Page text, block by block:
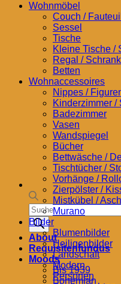
Products
search
About
Requisitenfundus
Moods
Bis 1939
Bohemian
Wohnmöbel
Couch / Fauteuil
Sessel
Tische
Kleine Tische /
Regal / Schrank
Betten
Wohnaccessoires
Nippes /
Kinderzimmer /
Badezimmer
Vasen
Wandspiegel
Bücher
Bettwäsche /
Tischtücher /
Vorhänge /
Zierpölster /
Mistkübel /
Murano
Bilder
Blumenbilder
Heiligenbilder
Landschaft
Modern
Personen